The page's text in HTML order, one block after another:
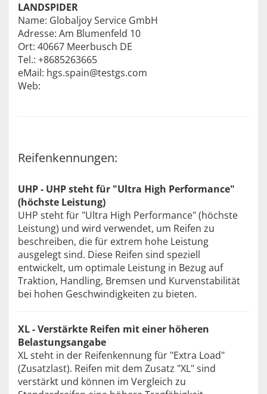
LANDSPIDER
Name: Globaljoy Service GmbH
Adresse: Am Blumenfeld 10
Ort: 40667 Meerbusch DE
Tel.: +8685263665
eMail: hgs.spain@testgs.com
Web:
Reifenkennungen:
UHP - UHP steht für "Ultra High Performance"
(höchste Leistung)
UHP steht für "Ultra High Performance" (höchste
Leistung) und wird verwendet, um Reifen zu
beschreiben, die für extrem hohe Leistung
ausgelegt sind. Diese Reifen sind speziell
entwickelt, um optimale Leistung in Bezug auf
Traktion, Handling, Bremsen und Kurvenstabilität
bei hohen Geschwindigkeiten zu bieten.
XL - Verstärkte Reifen mit einer höheren
Belastungsangabe
XL steht in der Reifenkennung für "Extra Load"
(Zusatzlast). Reifen mit dem Zusatz "XL" sind
verstärkt und können im Vergleich zu